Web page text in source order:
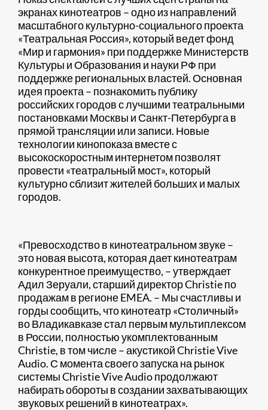
экранах кинотеатров – одно из направлений
масштабного культурно-социального проекта
«Театральная Россия», который ведет фонд
«Мир и гармония» при поддержке Министерств
Культуры и Образования и науки РФ при
поддержке региональных властей. Основная
идея проекта – познакомить публику
российских городов с лучшими театральными
постановками Москвы и Санкт-Петербурга в
прямой трансляции или записи. Новые
технологии кинопоказа вместе с
высокоскоростным интернетом позволят
провести «театральный мост», который
культурно сблизит жителей больших и малых
городов.
«Превосходство в кинотеатральном звуке –
это новая высота, которая дает кинотеатрам
конкурентное преимущество, – утверждает
Адил Зеруали, старший директор Christie по
продажам в регионе EMEA. – Мы счастливы и
горды сообщить, что кинотеатр «Столичный»
во Владикавказе стал первым мультиплексом
в России, полностью укомплектованным
Christie, в том числе – акустикой Christie Vive
Audio. С момента своего запуска на рынок
системы Christie Vive Audio продолжают
набирать обороты в создании захватывающих
звуковых решений в кинотеатрах».